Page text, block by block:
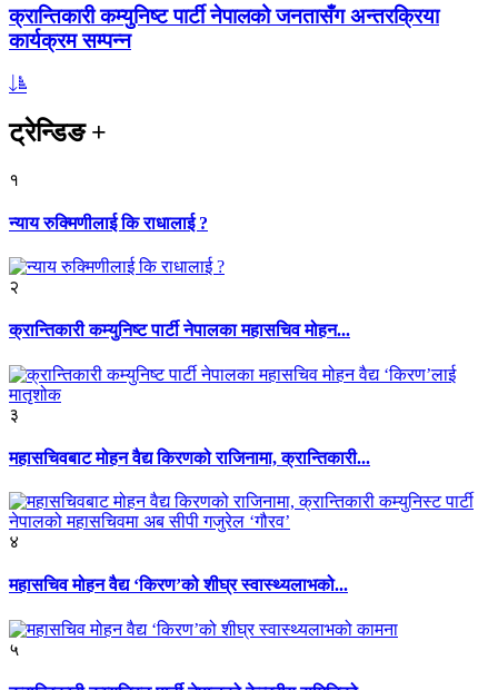
क्रान्तिकारी कम्युनिष्ट पार्टी नेपालको जनतासँग अन्तरक्रिया
कार्यक्रम सम्पन्न
ट्रेन्डिङ+
१
न्याय रुक्मिणीलाई कि राधालाई ?
२
क्रान्तिकारी कम्युनिष्ट पार्टी नेपालका महासचिव मोहन...
३
महासचिवबाट मोहन वैद्य किरणको राजिनामा, क्रान्तिकारी...
४
महासचिव मोहन वैद्य ‘किरण’को शीघ्र स्वास्थ्यलाभको...
५